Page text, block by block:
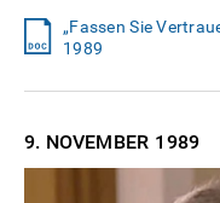
„Fassen Sie
1989
9. NOVEMBER 1989